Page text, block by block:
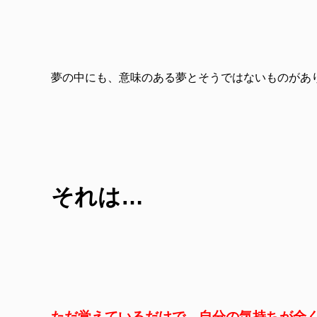
夢の中にも、意味のある夢とそうではないものがあ
それは…